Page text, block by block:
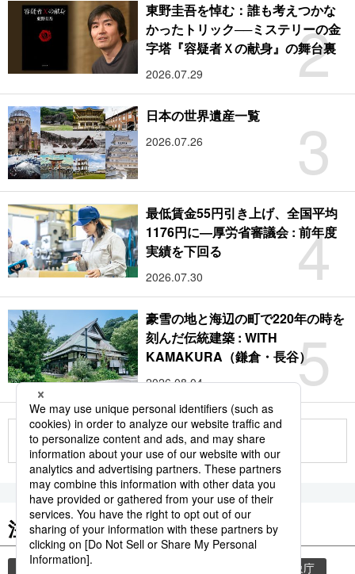
2
東野圭吾を悼む：誰も考えつかな
かったトリック──ミステリーの金
字塔『容疑者Ｘの献身』の舞台裏
2026.07.29
3
日本の世界遺産一覧
2026.07.26
4
最低賃金55円引き上げ、全国平均
1176円に―厚労省審議会 : 前年度
実績を下回る
2026.07.30
5
豪雪の地と海辺の町で220年の時を
刻んだ伝統建築 : WITH
KAMAKURA（鎌倉・長谷）
2026.08.04
もっと見る
注目のキーワード
共同通信ニュース 気象庁